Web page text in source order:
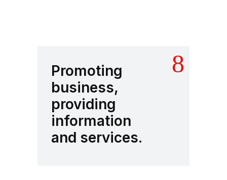
Promoting
business,
providing
information
and services.